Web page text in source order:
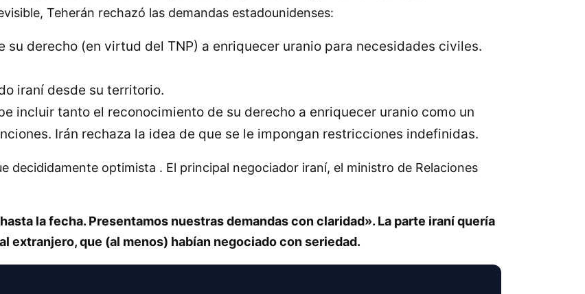
Teherán rechazó las demandas estadounidenses:
su derecho (en virtud del TNP) a enriquecer uranio para necesidades civiles.
iraní desde su territorio.
incluir tanto el reconocimiento de su derecho a enriquecer uranio como un
Irán rechaza la idea de que se le impongan restricciones indefinidas.
decididamente optimista . El principal negociador iraní, el ministro de Relaciones
la fecha. Presentamos nuestras demandas con claridad». La parte iraní quería
extranjero, que (al menos) habían negociado con seriedad.